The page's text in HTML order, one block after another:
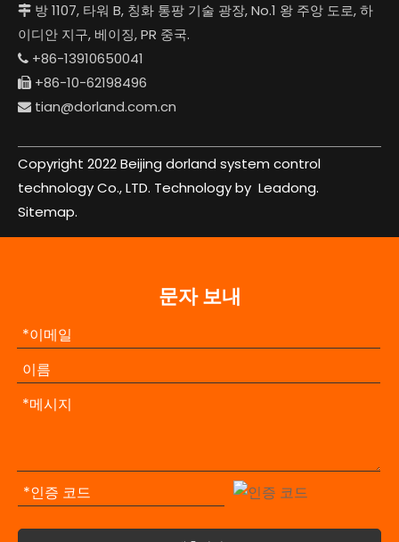
 방 1107, 타워 B, 칭화 통팡 기술 광장, No.1 왕 주앙 도로, 하
이디안 지구, 베이징, PR 중국.
 +86-13910650041
 +86-10-62198496
 tian@dorland.com.cn
Copyright 2022 Beijing dorland system control
technology Co., LTD. Technology by Leadong.
Sitemap.
문자 보내